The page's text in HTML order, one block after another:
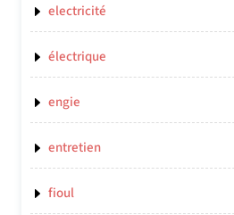
electricité
électrique
engie
entretien
fioul